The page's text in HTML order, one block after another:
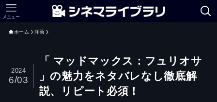
メニュー
ホーム 洋画
「 マッドマックス：フュリオサ
」の魅力をネタバレなし徹底解
説、リピート必須！
2024
6/03